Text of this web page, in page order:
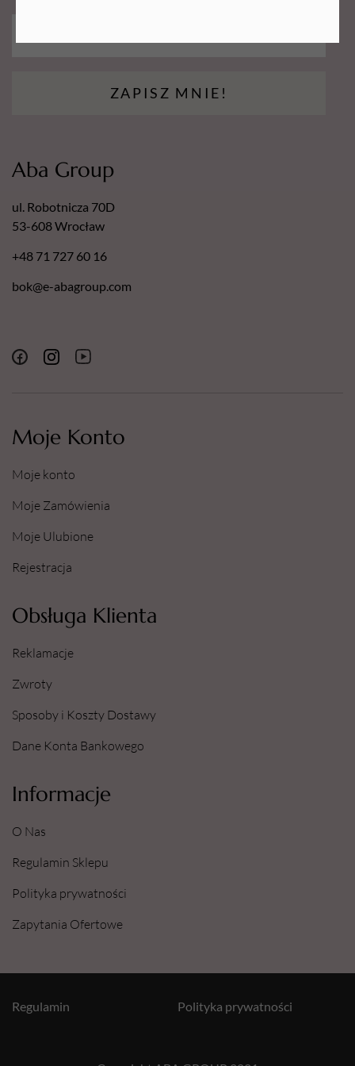
ZAPISZ MNIE!
Moje Konto
Moje konto
Moje Zamówienia
Moje Ulubione
Rejestracja
Obsługa Klienta
Reklamacje
Zwroty
Sposoby i Koszty Dostawy
Dane Konta Bankowego
Informacje
O Nas
Regulamin Sklepu
Polityka prywatności
Zapytania Ofertowe
Aba Group
ul. Robotnicza 70D
53-608 Wrocław
+48 71 727 60 16
bok@e-abagroup.com
Polityka prywatności
Regulamin